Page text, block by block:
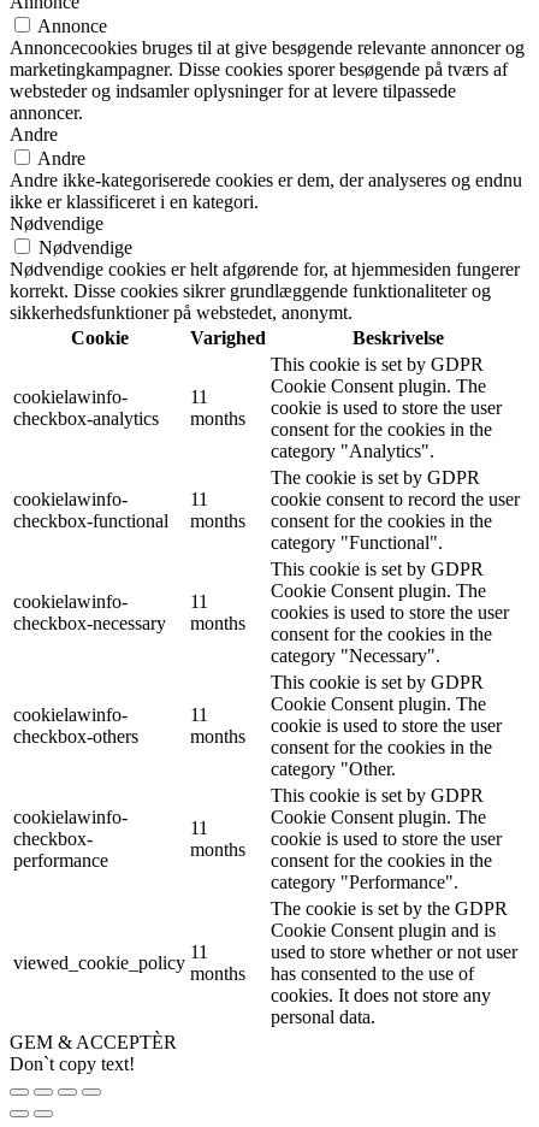
Annonce
Annoncecookies bruges til at give besøgende relevante annoncer og
marketingkampagner. Disse cookies sporer besøgende på tværs af
websteder og indsamler oplysninger for at levere tilpassede
annoncer.
Andre
Andre
Andre ikke-kategoriserede cookies er dem, der analyseres og endnu
ikke er klassificeret i en kategori.
Nødvendige
Nødvendige
Nødvendige cookies er helt afgørende for, at hjemmesiden fungerer
korrekt. Disse cookies sikrer grundlæggende funktionaliteter og
sikkerhedsfunktioner på webstedet, anonymt.
Cookie
Varighed Beskrivelse
cookielawinfo-
checkbox-analytics
11
months
This cookie is set by GDPR
Cookie Consent plugin. The
cookie is used to store the user
consent for the cookies in the
category "Analytics".
cookielawinfo-
checkbox-functional
11
months
The cookie is set by GDPR
cookie consent to record the user
consent for the cookies in the
category "Functional".
cookielawinfo-
checkbox-necessary
11
months
This cookie is set by GDPR
Cookie Consent plugin. The
cookies is used to store the user
consent for the cookies in the
category "Necessary".
cookielawinfo-
checkbox-others
11
months
This cookie is set by GDPR
Cookie Consent plugin. The
cookie is used to store the user
consent for the cookies in the
category "Other.
cookielawinfo-
checkbox-
performance
11
months
This cookie is set by GDPR
Cookie Consent plugin. The
cookie is used to store the user
consent for the cookies in the
category "Performance".
viewed_cookie_policy
11
months
The cookie is set by the GDPR
Cookie Consent plugin and is
used to store whether or not user
has consented to the use of
cookies. It does not store any
personal data.
GEM & ACCEPTÈR
Don`t copy text!